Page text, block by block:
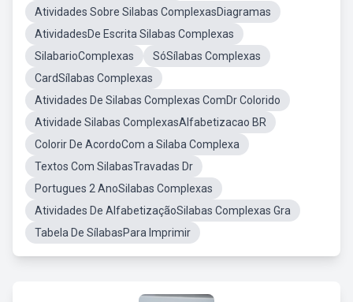
Atividades Sobre Silabas ComplexasDiagramas
AtividadesDe Escrita Silabas Complexas
SilabarioComplexas
SóSílabas Complexas
CardSílabas Complexas
Atividades De Silabas Complexas ComDr Colorido
Atividade Silabas ComplexasAlfabetizacao BR
Colorir De AcordoCom a Silaba Complexa
Textos Com SilabasTravadas Dr
Portugues 2 AnoSilabas Complexas
Atividades De AlfabetizaçãoSilabas Complexas Gra
Tabela De SílabasPara Imprimir